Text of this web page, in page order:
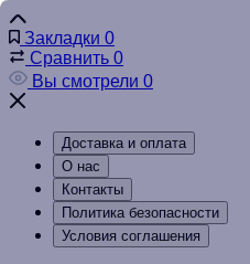
Закладки 0
Сравнить 0
Вы смотрели 0
Доставка и оплата
О нас
Контакты
Политика безопасности
Условия соглашения